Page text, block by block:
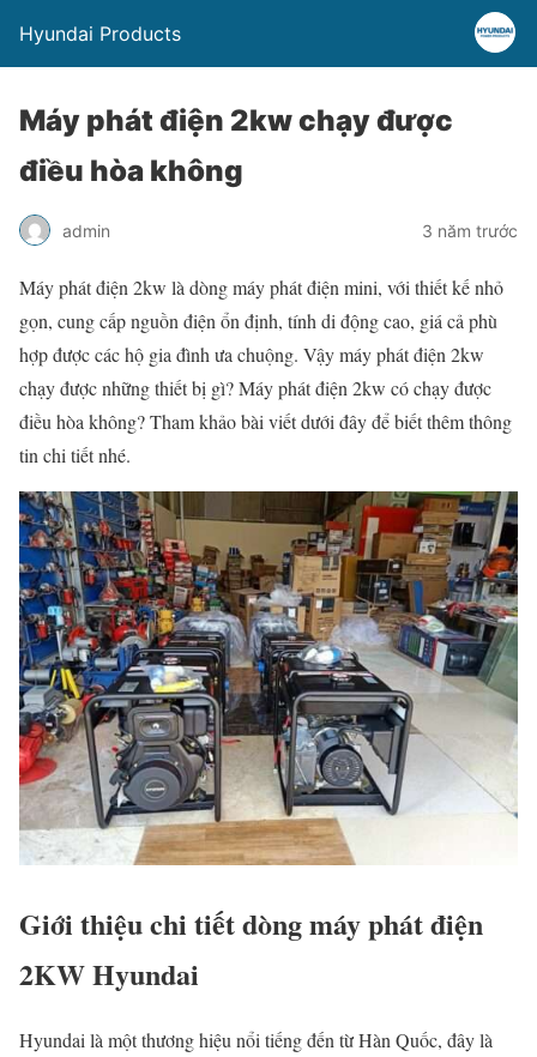
Hyundai Products
Máy phát điện 2kw chạy được
điều hòa không
admin 3 năm trước
Máy phát điện 2kw là dòng máy phát điện mini, với thiết kế nhỏ
gọn, cung cấp nguồn điện ổn định, tính di động cao, giá cả phù
hợp được các hộ gia đình ưa chuộng. Vậy máy phát điện 2kw
chạy được những thiết bị gì? Máy phát điện 2kw có chạy được
điều hòa không? Tham khảo bài viết dưới đây để biết thêm thông
tin chi tiết nhé.
Giới thiệu chi tiết dòng máy phát điện
2KW Hyundai
Hyundai là một thương hiệu nổi tiếng đến từ Hàn Quốc, đây là